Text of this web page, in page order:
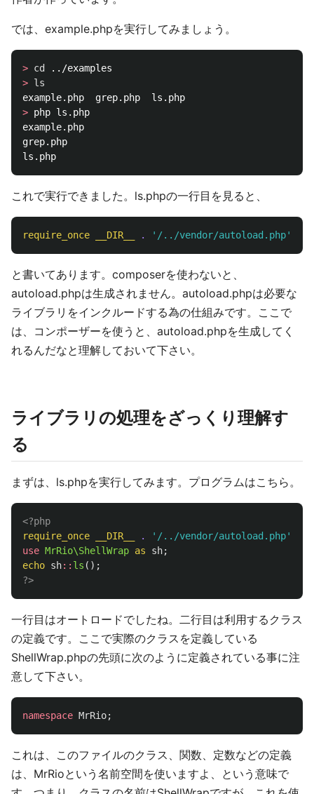
では、example.phpを実行してみましょう。
> cd
>
> php ls.php
example.php
grep.php
これで実行できました。ls.phpの一行目を見ると、
require_once __DIR__ . '/../vendor/autoload.php'
と書いてあります。composerを使わないと、
autoload.phpは生成されません。autoload.phpは必要な
ライブラリをインクルードする為の仕組みです。ここで
は、コンポーザーを使うと、autoload.phpを生成してく
れるんだなと理解しておいて下さい。
ライブラリの処理をざっくり理解す
る
まずは、ls.phpを実行してみます。プログラムはこちら。
<?php
require_once
__DIR__ . '/../vendor/autoload.php'
use MrRio\ShellWrap as sh;
echo sh:: ls ();
?>
一行目はオートロードでしたね。二行目は利用するクラス
の定義です。ここで実際のクラスを定義している
ShellWrap.phpの先頭に次のように定義されている事に注
意して下さい。
namespace MrRio;
これは、このファイルのクラス、関数、定数などの定義
は、MrRioという名前空間を使いますよ、という意味で